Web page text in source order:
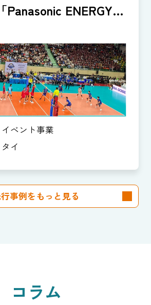
Panasonic ENERGY
イベント事業
タイ
事例をもっと見る
コラム